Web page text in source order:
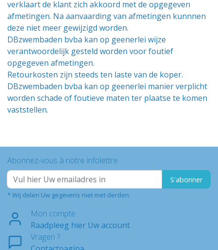
verklaart de klant zich akkoord met de opgegeven
afmetingen. Na aanvaarding van afmetingen kunnnen
deze niet meer gewijzigd worden.
DBzwembaden bvba kan op geenerlei wijze
verantwoordelijk gesteld worden voor foutief
opgegeven afmetingen.
Retourkosten zijn steeds ten laste van de koper.
DBzwembaden bvba kan op geenerlei manier verplicht
worden schade of foutieve maten ter plaatse te komen
vaststellen.
Abonnez-vous à notre infolettre
S'abonner
* Wij delen Uw gegevens niet met derden.
Mon compte
Raadpleeg hier Uw account
Vragen ?